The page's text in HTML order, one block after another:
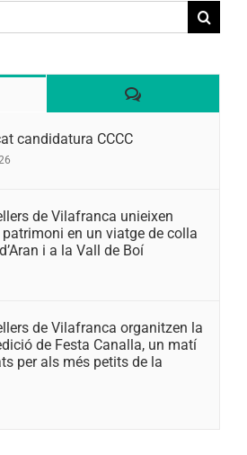
Comentaris
candidatura CCCC
de Vilafranca unieixen
en un viatge de colla
i a la Vall de Boí
de Vilafranca organitzen la
de Festa Canalla, un matí
per als més petits de la